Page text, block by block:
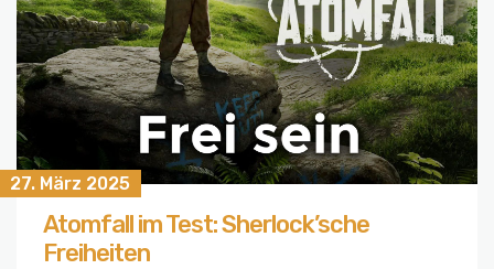
27. März 2025
Atomfall im Test: Sherlock’sche
Freiheiten